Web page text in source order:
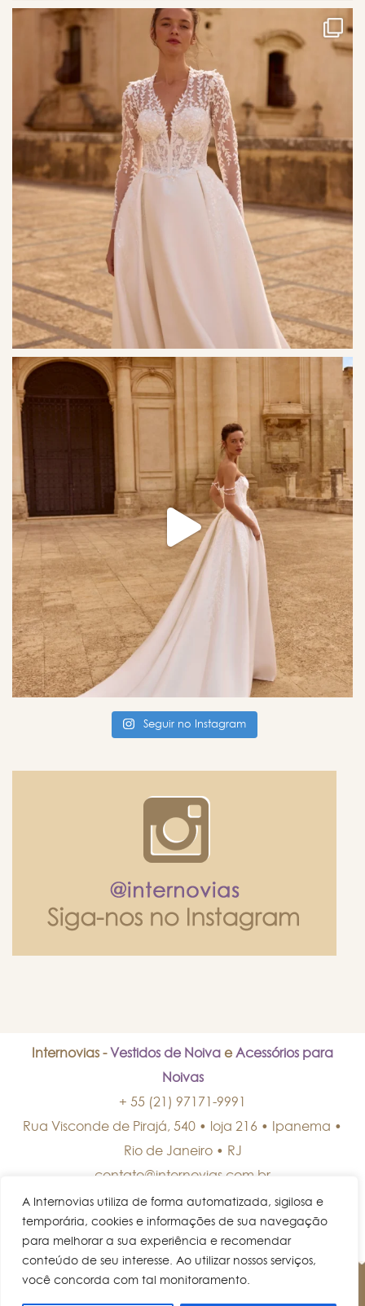
A Internovias utiliza de forma automatizada, sigilosa e
temporária, cookies e informações de sua navegação
para melhorar a sua experiência e recomendar
conteúdo de seu interesse. Ao utilizar nossos serviços,
você concorda com tal monitoramento.
Seguir no Instagram
Internovias - Vestidos de Noiva e Acessórios para
Noivas
+ 55 (21) 97171-9991
Rua Visconde de Pirajá, 540 • loja 216 • Ipanema •
Rio de Janeiro• RJ
contato@internovias.com.br